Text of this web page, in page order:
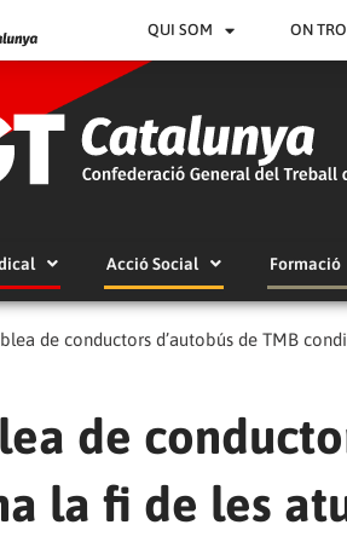
QUI SOM ON
Acció Social Formació
de conductors d’autobús de TMB
de
la fi de les